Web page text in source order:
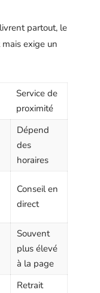
partout, le
exige un
Service de
proximité
Dépend
des
horaires
Conseil en
direct
Souvent
plus élevé
à la page
Retrait